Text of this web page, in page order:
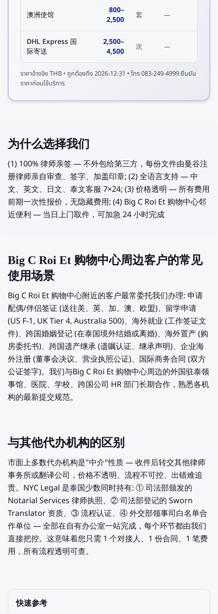
澳洲使馆 800–
2,500
套 —
DHL Express 国
际寄送
2,500–
4,500
次 —
ราคาอ้างอิงTHB • ถูกต้องถึง2026-12-31 • โทร 083-249-4999 ยืนยัน
ราคาก่อนใช้บริการ
为什么选择我们
(1) 100% 律师亲签 — 不外包给第三方，每份文件由曼谷注
册律师亲自审查、签字、加盖印章; (2) 全语言支持 — 中
文、英文、日文、泰文客服 7×24; (3) 价格透明 — 所有费用
前期一次性报价，无隐藏费用; (4) Big C Roi Et 购物中心邻
近便利 — 当日上门取件，可加急 24 小时完成
Big C Roi Et 购物中心周边客户的常见
使用场景
Big C Roi Et 购物中心附近的客户最常委托我们办理: 申请
配偶/伴侣签证 (送往美、英、加、澳、欧盟)、留学申请
(US F-1, UK Tier 4, Australia 500)、海外就业 (工作签证文
件)、跨国婚姻登记 (在泰国境外结婚或离婚)、海外置产 (购
房委托书)、跨国遗产继承 (遗嘱认证、继承声明)、企业海
外注册 (董事会决议、营业执照公证)、国际商务合同 (双方
公证签字)。我们与Big C Roi Et 购物中心周边的外国驻泰领
事馆、医院、学校、跨国公司 HR 部门长期合作，熟悉各机
构的最新提交规范。
与其他代办机构的区别
市面上多数代办机构是"中介"性质 — 收件后转交其他律师
事务所或翻译公司，价格不透明、流程不可控、出错难追
责。NYC Legal 是泰国少数同时持有: ① 司法部颁发的
Notarial Services 律师执照、② 司法部登记的 Sworn
Translator 资质、③ 流程认证、④ 外交部领事司白名单合
作单位 — 全部在自有办公室一站完成，每个环节都由我们
直接把控。这意味着您只需 1 个对接人、1 份合同、1 笔费
用，所有流程透明可查。
快速参考